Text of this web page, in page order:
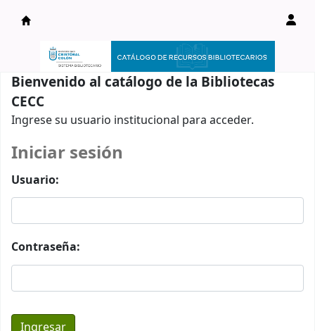
Catálogo en línea
Bienvenido al catálogo de la Bibliotecas
CECC
Ingrese su usuario institucional para acceder.
Iniciar sesión
Usuario:
Contraseña: